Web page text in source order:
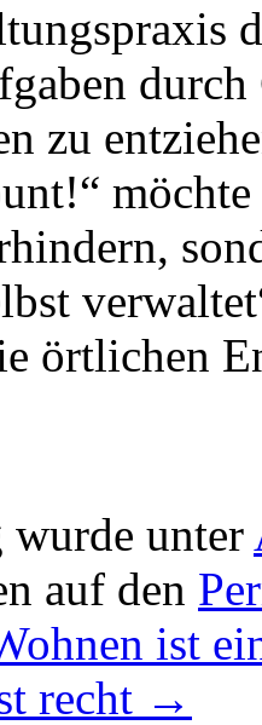
zu
örtlichen
wurde unter
auf den
ist
recht →